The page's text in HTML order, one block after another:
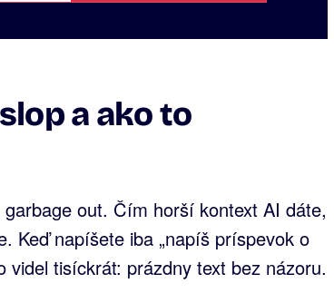
a ako to
out. Čím horší kontext AI dáte,
Keď napíšete iba „napíš príspevok o
tisíckrát: prázdny text bez názoru.